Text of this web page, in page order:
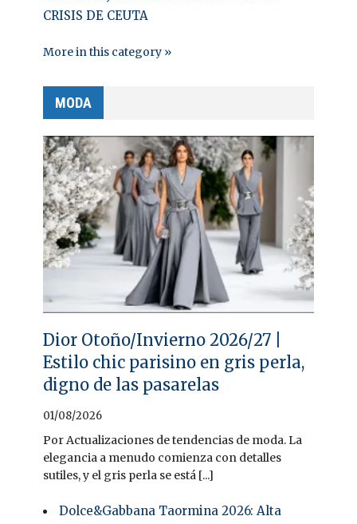
CRISIS DE CEUTA
More in this category »
MODA
Dior Otoño/Invierno 2026/27 |
Estilo chic parisino en gris perla,
digno de las pasarelas
01/08/2026
Por Actualizaciones de tendencias de moda. La
elegancia a menudo comienza con detalles
sutiles, y el gris perla se está [...]
Dolce&Gabbana Taormina 2026: Alta